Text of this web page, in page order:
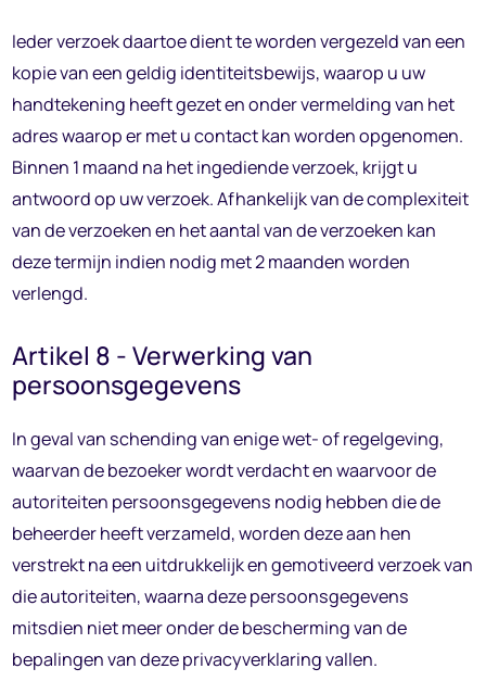
Ieder verzoek daartoe dient te worden vergezeld van een
kopie van een geldig identiteitsbewijs, waarop u uw
handtekening heeft gezet en onder vermelding van het
adres waarop er met u contact kan worden opgenomen.
Binnen 1 maand na het ingediende verzoek, krijgt u
antwoord op uw verzoek. Afhankelijk van de complexiteit
van de verzoeken en het aantal van de verzoeken kan
deze termijn indien nodig met 2 maanden worden
verlengd.
Artikel 8 - Verwerking van
persoonsgegevens
In geval van schending van enige wet- of regelgeving,
waarvan de bezoeker wordt verdacht en waarvoor de
autoriteiten persoonsgegevens nodig hebben die de
beheerder heeft verzameld, worden deze aan hen
verstrekt na een uitdrukkelijk en gemotiveerd verzoek van
die autoriteiten, waarna deze persoonsgegevens
mitsdien niet meer onder de bescherming van de
bepalingen van deze privacyverklaring vallen.